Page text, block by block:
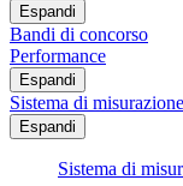
Espandi
Bandi di concorso
Performance
Espandi
Sistema di
Espandi
Sistema di